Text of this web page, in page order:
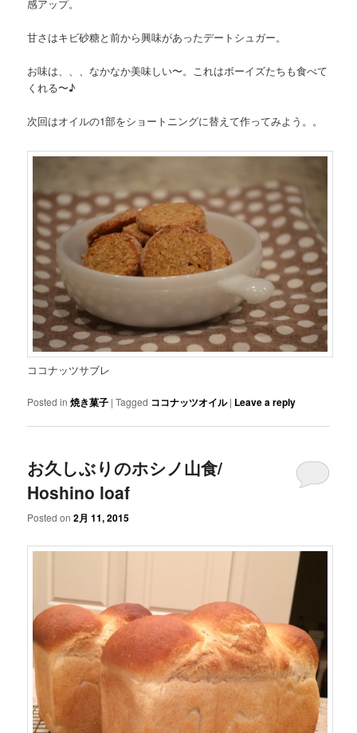
感アップ。
甘さはキビ砂糖と前から興味があったデートシュガー。
お味は、、、なかなか美味しい〜。これはボーイズたちも食べて
くれる〜♪
次回はオイルの1部をショートニングに替えて作ってみよう。。
ココナッツサブレ
Posted in 焼き菓子 |Tagged ココナッツオイル | Leave a reply
お久しぶりのホシノ山食/
Hoshino loaf
Posted on2月 11, 2015